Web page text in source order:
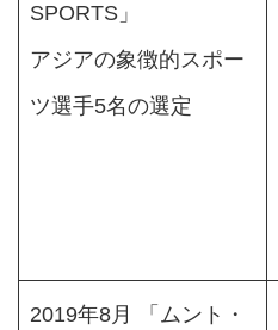
SPORTS」
アジアの象徴的スポー
ツ選手5名の選定
2019年8月 「ムント・